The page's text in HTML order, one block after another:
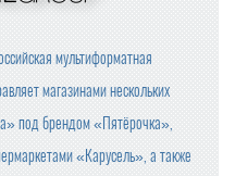
мультиформатная
магазинами нескольких
под брендом «Пятёрочка»,
«Карусель», а также